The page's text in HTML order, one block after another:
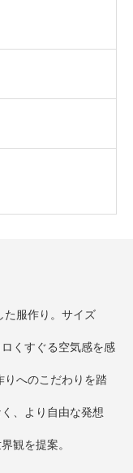
た服作り。サイズ
くすぐる空気感を感
りへのこだわりを踏
、より自由な発想
観を提案。